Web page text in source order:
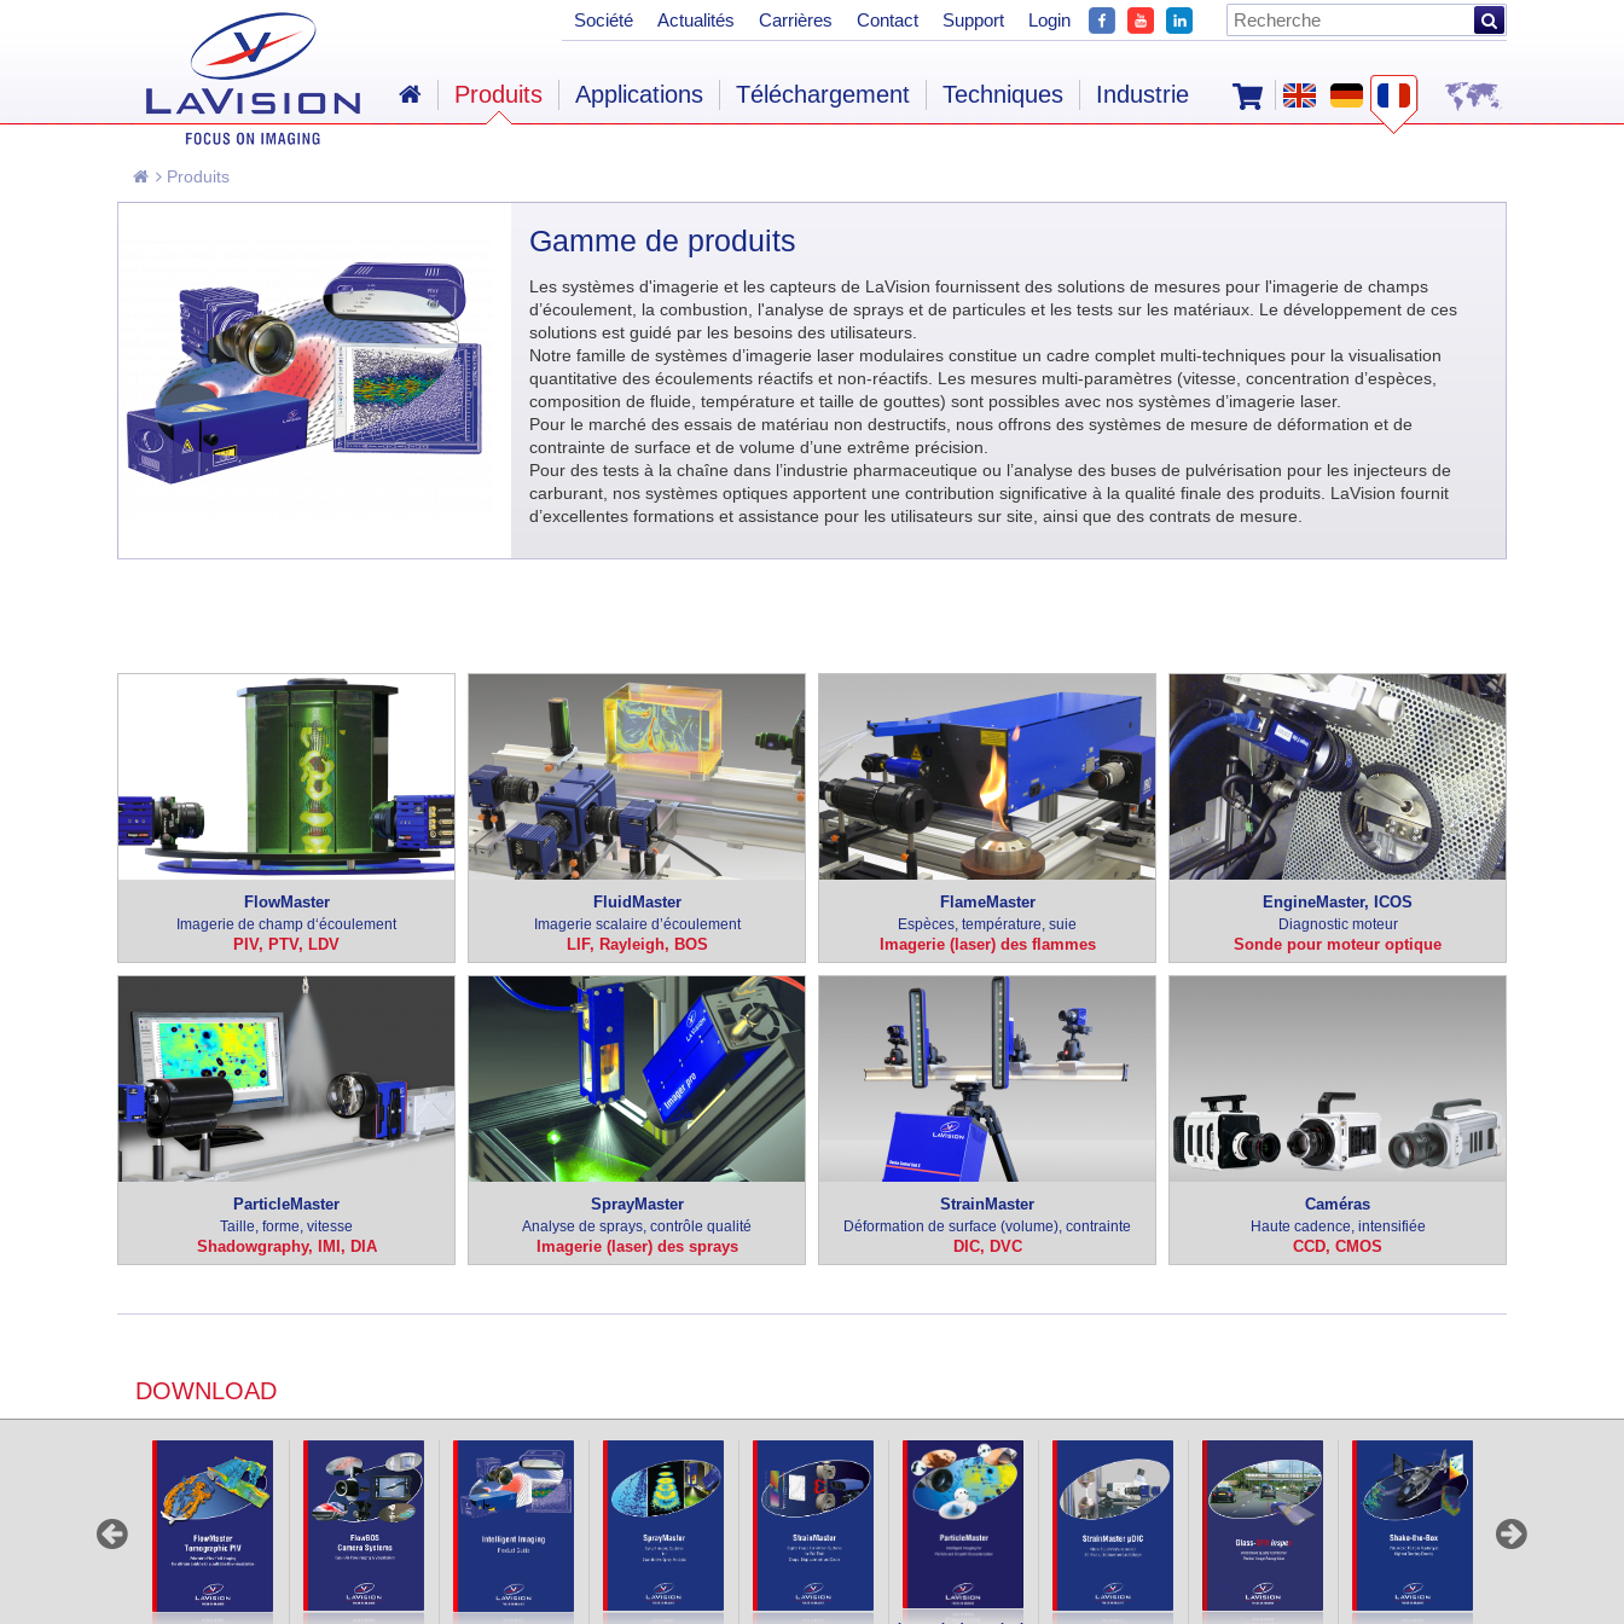
Produits
Gamme de produits
Les systèmes d'imagerie et les capteurs de LaVision fournissent des solutions de mesures pour l'imagerie de champs
d’écoulement, la combustion, l'analyse de sprays et de particules et les tests sur les matériaux. Le développement de ces
solutions est guidé par les besoins des utilisateurs.
Notre famille de systèmes d’imagerie laser modulaires constitue un cadre complet multi-techniques pour la visualisation
quantitative des écoulements réactifs et non-réactifs. Les mesures multi-paramètres (vitesse, concentration d’espèces,
composition de fluide, température et taille de gouttes) sont possibles avec nos systèmes d’imagerie laser.
Pour le marché des essais de matériau non destructifs, nous offrons des systèmes de mesure de déformation et de
contrainte de surface et de volume d’une extrême précision.
Pour des tests à la chaîne dans l’industrie pharmaceutique ou l’analyse des buses de pulvérisation pour les injecteurs de
carburant, nos systèmes optiques apportent une contribution significative à la qualité finale des produits. LaVision fournit
d’excellentes formations et assistance pour les utilisateurs sur site, ainsi que des contrats de mesure.
FlowMaster
Imagerie de champ d‘écoulement
PIV, PTV, LDV
FluidMaster
Imagerie scalaire d’écoulement
LIF, Rayleigh, BOS
FlameMaster
Espèces, température, suie
Imagerie (laser) des flammes
EngineMaster, ICOS
Diagnostic moteur
Sonde pour moteur optique
ParticleMaster
Taille, forme, vitesse
Shadowgraphy, IMI, DIA
SprayMaster
Analyse de sprays, contrôle qualité
Imagerie (laser) des sprays
StrainMaster
Déformation de surface (volume), contrainte
DIC, DVC
Caméras
Haute cadence, intensifiée
CCD, CMOS
DOWNLOAD
Société Actualités Carrières Contact Support Login
Produits Applications Téléchargement Techniques Industrie